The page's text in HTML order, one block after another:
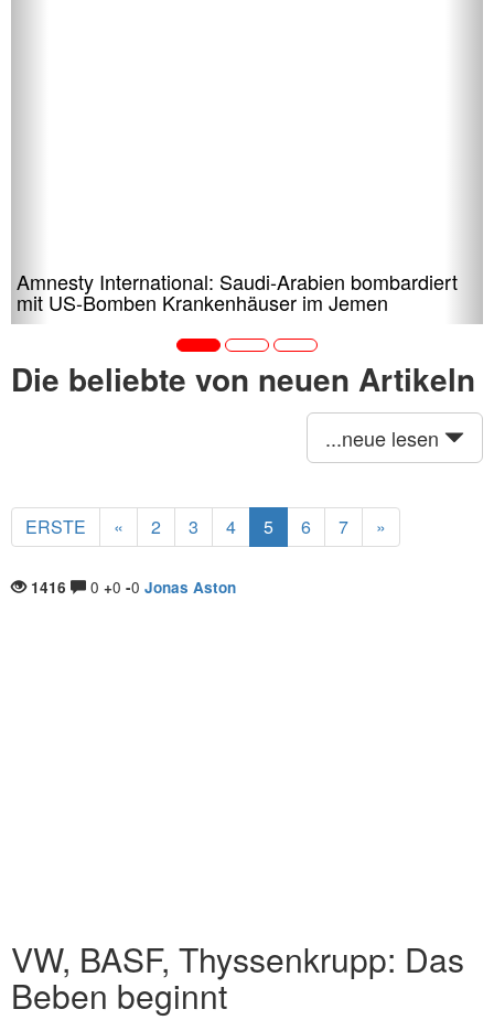
Amnesty International: Saudi-Arabien bombardiert
mit US-Bomben Krankenhäuser im Jemen
Die beliebte von neuen Artikeln
...neue lesen
ERSTE « 2 3 4 5 6 7 »
1416 0 +0 -0 Jonas Aston
VW, BASF, Thyssenkrupp: Das
Beben beginnt